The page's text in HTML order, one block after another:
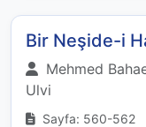
Bir Neşide-i
Mehmed
Ulvi
Sayfa: 560-562